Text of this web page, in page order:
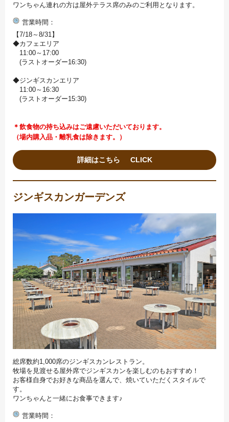
ワンちゃん連れの方は屋外テラス席のみのご利用となります。
営業時間
【7/18～8/31】
◆カフェエリア
11:00～17:00
(ラストオーダー16:30)
◆ジンギスカンエリア
11:00～16:30
(ラストオーダー15:30)
＊飲食物の持ち込みはご遠慮いただいております。
（場内購入品・離乳食は除きます。）
詳細はこちら
ジンギスカンガーデンズ
総席数約1,000席のジンギスカンレストラン。
牧場を見渡せる屋外席でジンギスカンを楽しむのもおすすめ！
お客様自身でお好きな商品を選んで、焼いていただくスタイルで
す。
ワンちゃんと一緒にお食事できます♪
営業時間